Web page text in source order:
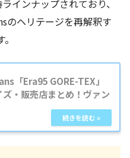
インナップされており、
のヘリテージを再解釈す
「Era95 GORE-TEX」
ズ・販売店まとめ！ヴァン